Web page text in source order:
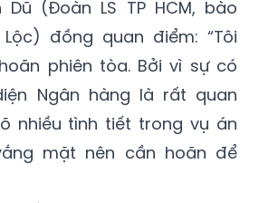
có ủy thác tư pháp cũng
LS tiếp cận, nghiên cứu.
Dũ (Đoàn LS TP HCM, bào
đồng quan điểm: “Tôi
phiên tòa. Bởi vì sự có
Ngân hàng là rất quan
nhiều tình tiết trong vụ án